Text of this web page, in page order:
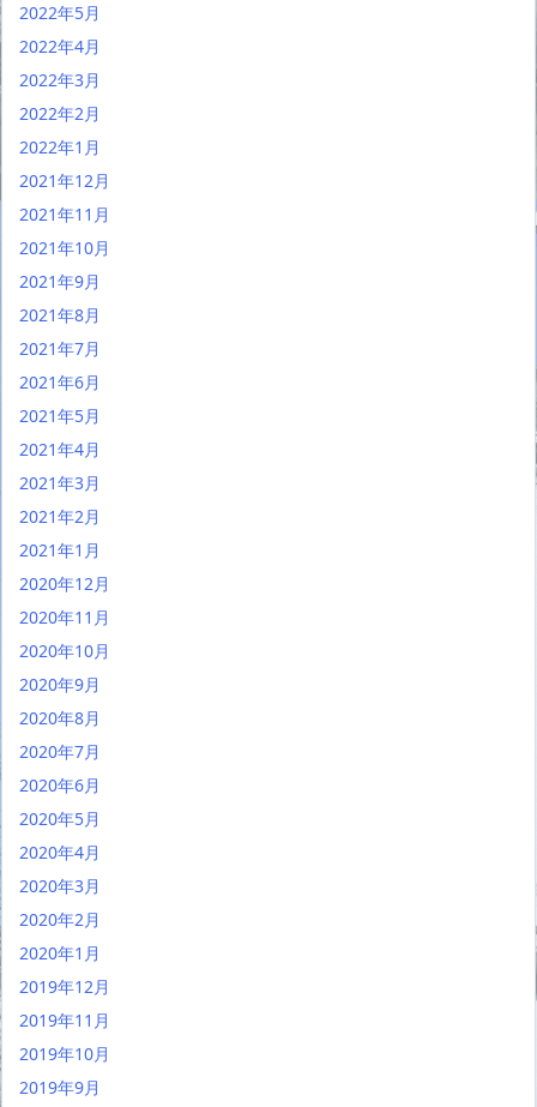
2022年5月
2022年4月
2022年3月
2022年2月
2022年1月
2021年12月
2021年11月
2021年10月
2021年9月
2021年8月
2021年7月
2021年6月
2021年5月
2021年4月
2021年3月
2021年2月
2021年1月
2020年12月
2020年11月
2020年10月
2020年9月
2020年8月
2020年7月
2020年6月
2020年5月
2020年4月
2020年3月
2020年2月
2020年1月
2019年12月
2019年11月
2019年10月
2019年9月